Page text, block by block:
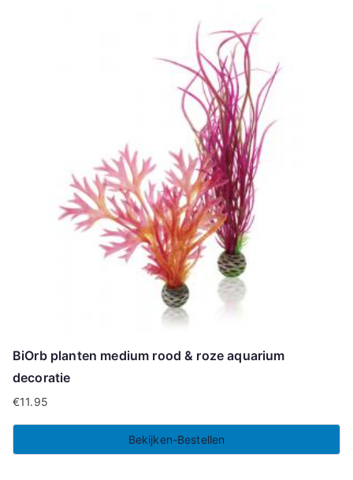
BiOrb planten medium rood & roze aquarium
decoratie
€11.95
Bekijken-Bestellen